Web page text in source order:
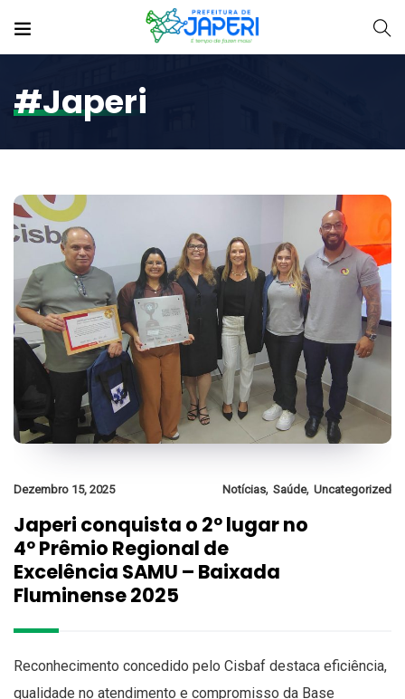
#japeri
Dezembro 15, 2025 Notícias, Saúde, Uncategorized
Japeri conquista o 2º lugar no
4º Prêmio Regional de
Excelência SAMU – Baixada
Fluminense 2025
Reconhecimento concedido pelo Cisbaf destaca eficiência,
qualidade no atendimento e compromisso da Base